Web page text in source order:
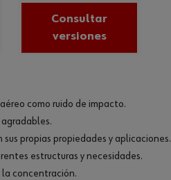
Consultar
versiones
como ruido de impacto.
sus propias propiedades y aplicaciones.
estructuras y necesidades.
la concentración.